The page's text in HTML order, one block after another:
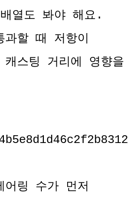
열도 봐야 해요.
할 때 저항이
캐스팅 거리에 영향을
어링 수가 먼저